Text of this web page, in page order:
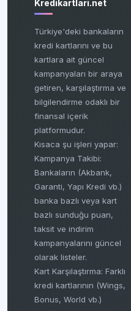
Kredikartlari.net
Türkiye'deki bankaların
kredi kartlarını ve bu
kartlara ait güncel
kampanyaları bir araya
getiren, karşılaştırma ve
bilgilendirme odaklı bir
finansal içerik
platformudur.
Kısaca şu işleri yapar:
Kampanya Takibi:
Bankaların (Akbank,
Garanti, Yapı Kredi vb.)
banka bazlı veya kart
bazlı sunduğu puan,
taksit ve indirim
kampanyalarını güncel
olarak listeler.
Kart Karşılaştırma: Farklı
kredi kartlarının (Wings,
Bonus, World vb.)